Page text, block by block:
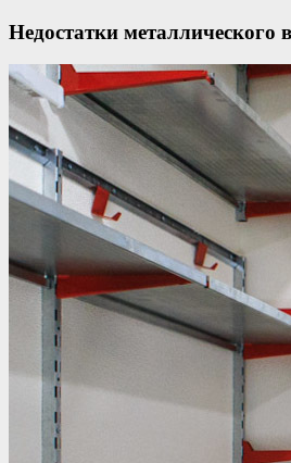
Недостатки металлического